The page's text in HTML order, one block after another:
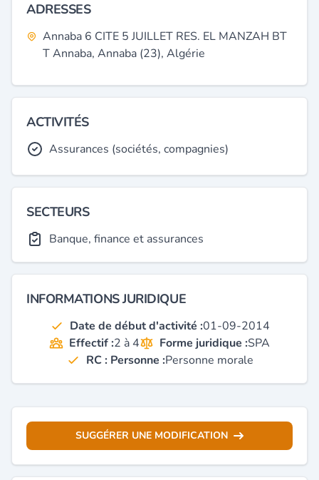
ADRESSES
Annaba 6 CITE 5 JUILLET RES. EL MANZAH BT
T Annaba, Annaba (23), Algérie
ACTIVITÉS
Assurances (sociétés, compagnies)
SECTEURS
Banque, finance et assurances
INFORMATIONS JURIDIQUE
Date de début d'activité :01-09-2014
Effectif :2 à 4 Forme juridique :SPA
RC : Personne :Personne morale
SUGGÉRER UNE MODIFICATION